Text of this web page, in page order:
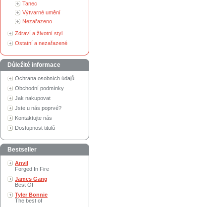
Tanec
Výtvarné umění
Nezařazeno
Zdraví a životní styl
Ostatní a nezařazené
Důležité informace
Ochrana osobních údajů
Obchodní podmínky
Jak nakupovat
Jste u nás poprvé?
Kontaktujte nás
Dostupnost titulů
Bestseller
Anvil
Forged In Fire
James Gang
Best Of
Tyler Bonnie
The best of